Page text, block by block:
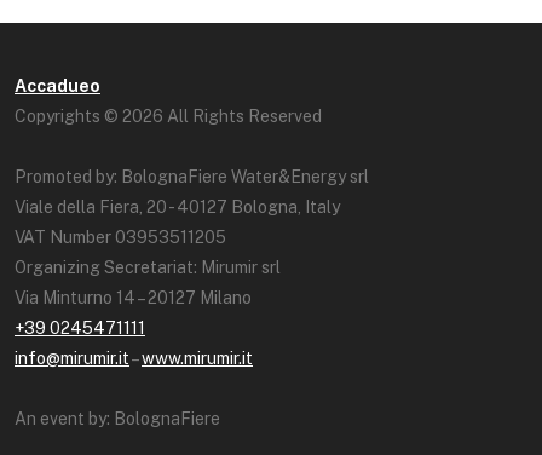
Accadueo
Copyrights © 2026 All Rights Reserved
Promoted by: BolognaFiere Water&Energy srl
Viale della Fiera, 20 - 40127 Bologna, Italy
VAT Number 03953511205
Organizing Secretariat: Mirumir srl
Via Minturno 14 – 20127 Milano
+39 0245471111
info@mirumir.it–www.mirumir.it
An event by: BolognaFiere